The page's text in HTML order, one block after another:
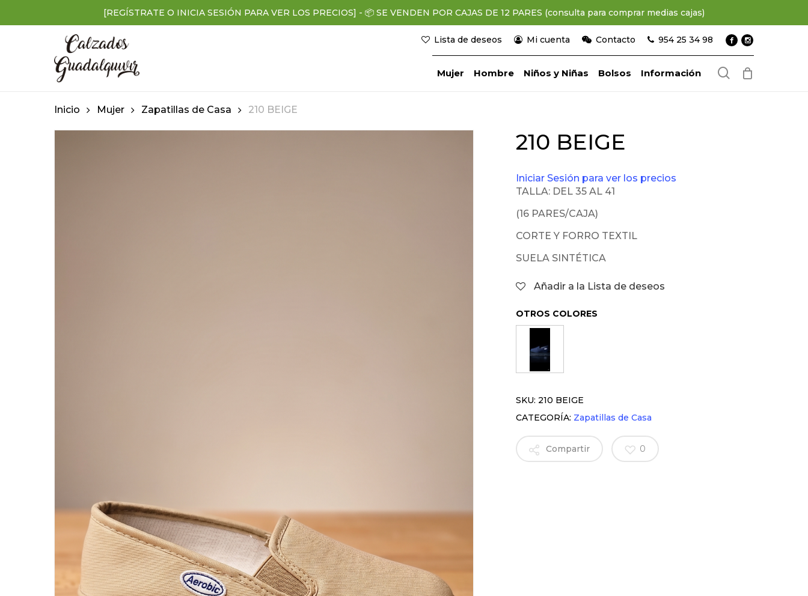
[REGÍSTRATE O INICIA SESIÓN PARA VER LOS PRECIOS] - 📦 SE VENDEN POR CAJAS DE 12 PARES (consulta para comprar medias cajas)
Lista de deseos Mi cuenta Contacto 954 25 34 98
Presiona enter para buscar o ESC para cerrar
Mujer Hombre Niños y Niñas Bolsos Información search
Inicio Mujer Zapatillas de Casa 210 BEIGE
210 BEIGE
Iniciar Sesión para ver los precios
TALLA: DEL 35 AL 41
(16 PARES/CAJA)
CORTE Y FORRO TEXTIL
SUELA SINTÉTICA
Añadir a la Lista de deseos
OTROS COLORES
SKU: 210 BEIGE
CATEGORÍA: Zapatillas de Casa
Compartir 0